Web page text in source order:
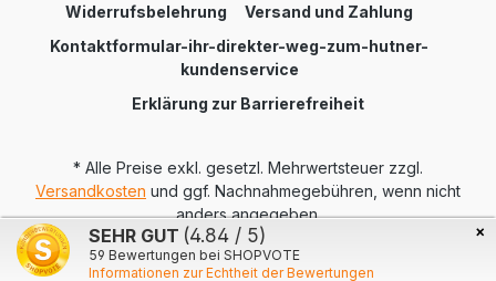
Widerrufsbelehrung
Versand und Zahlung
Kontaktformular-ihr-direkter-weg-zum-hutner-
kundenservice
Erklärung zur Barrierefreiheit
* Alle Preise exkl. gesetzl. Mehrwertsteuer zzgl.
Versandkosten und ggf. Nachnahmegebühren, wenn nicht
anders angegeben.
Realisiert mit Shopware
×
SEHR GUT (4.84 / 5)
59 Bewertungen bei SHOPVOTE
Informationen zur Echtheit der Bewertungen